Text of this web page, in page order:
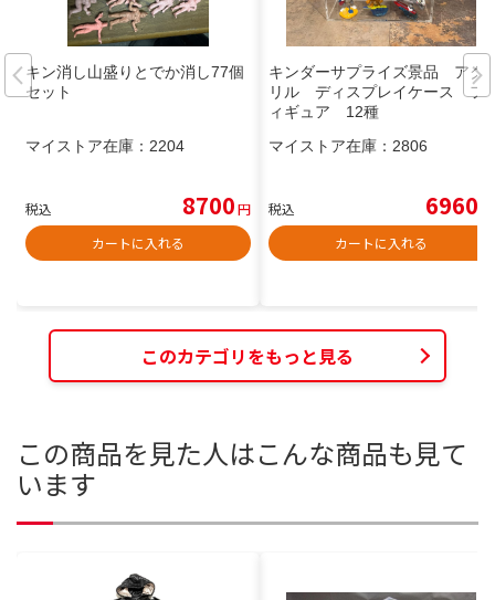
キン消し山盛りとでか消し77個
セット
マイストア在庫： 2204
税込 8700円
カートに入れる
キンダーサプライズ景品 アク
リル ディスプレイケース フ
ィギュア 12種
マイストア在庫： 2806
税込 6960
カートに入れる
このカテゴリをもっと見る
この商品を見た人はこんな商品も見て
います